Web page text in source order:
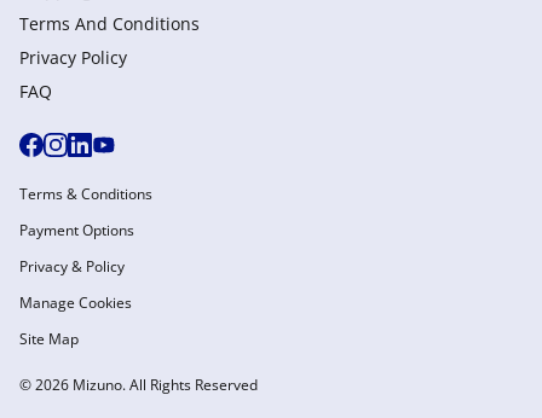
Terms And Conditions
Privacy Policy
FAQ
© 2026 Mizuno. All Rights Reserved
Terms & Conditions
Payment Options
Privacy & Policy
Manage Cookies
Site Map